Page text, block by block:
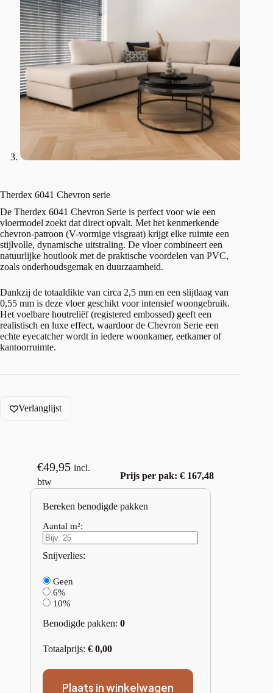
Therdex 6041 Chevron serie
De Therdex 6041 Chevron Serie is perfect voor wie een
vloermodel zoekt dat direct opvalt. Met het kenmerkende
chevron-patroon (V-vormige visgraat) krijgt elke ruimte een
stijlvolle, dynamische uitstraling. De vloer combineert een
natuurlijke houtlook met de praktische voordelen van PVC,
zoals onderhoudsgemak en duurzaamheid.
Dankzij de totaaldikte van circa 2,5 mm en een slijtlaag van
0,55 mm is deze vloer geschikt voor intensief woongebruik.
Het voelbare houtreliëf (registered embossed) geeft een
realistisch en luxe effect, waardoor de Chevron Serie een
echte eyecatcher wordt in iedere woonkamer, eetkamer of
kantoorruimte.
Verlanglijst
€49,95 incl.
btw
Prijs per pak: € 167,48
Bereken benodigde pakken
Aantal m²:
Snijverlies:
Geen
6%
10%
Benodigde pakken: 0
Totaalprijs: € 0,00
Plaats in winkelwagen